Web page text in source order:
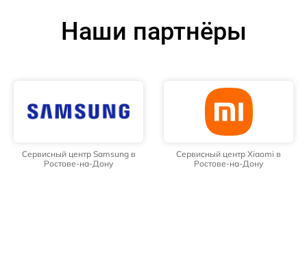
Наши партнёры
Сервисный центр Samsung в
Ростове-на-Дону
Сервисный центр Xiaomi в
Ростове-на-Дону